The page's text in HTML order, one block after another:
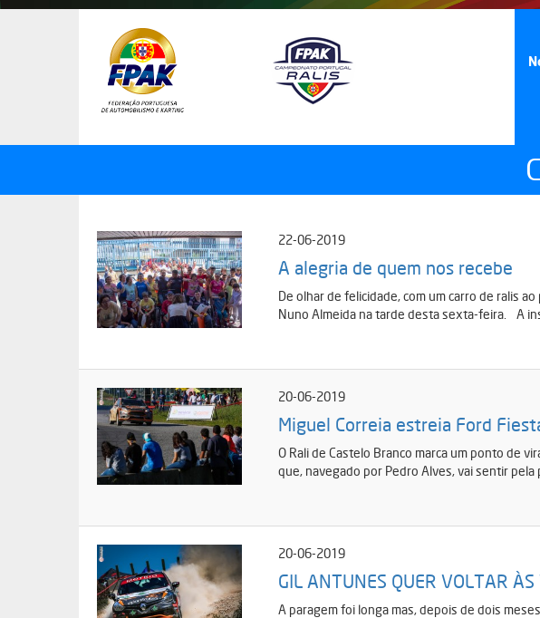
22-06-2019
A alegria de quem nos recebe
De olhar de felicidade, com um carro de ralis
Nuno Almeida na tarde desta sexta-feira. A
20-06-2019
Miguel Correia estreia Ford
O Rali de Castelo Branco marca um ponto de
que, navegado por Pedro Alves, vai sentir
20-06-2019
GIL ANTUNES QUER VOLTAR
A paragem foi longa mas, depois de dois